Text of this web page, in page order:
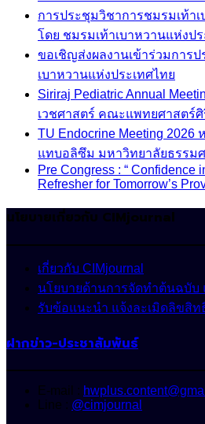
การประชุมวิชาการชมรมเท้า
โดย ชมรมเท้าเบาหวานแห่งปร
ขอเชิญส่งผลงานเข้าร่วมการ
เบาหวานแห่งประเทศไทย
Siriraj Pediatric Annual
เวชศาสตร์ คณะแพทยศาสตร์
TU Endocrine Meeting 2026
แทบอลิซึม มหาวิทยาลัยธรรม
Pre Congress : “ Confidence
Refresher for Tomorrow’s
นโยบายเกี่ยวกับ CIMjournal
เกี่ยวกับ CIMjournal
นโยบายด้านการจัดทำต้นฉบับ
รับข้อแนะนำ แจ้งละเมิดลิขสิท
ฝากข่าว-ประชาสัมพันธ์
E-mail :
Line : @cimjournal